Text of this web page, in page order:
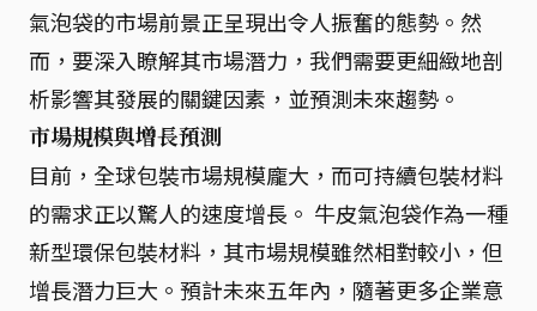
氣泡袋的市場前景正呈現出令人振奮的態勢。然
而，要深入瞭解其市場潛力，我們需要更細緻地剖
析影響其發展的關鍵因素，並預測未來趨勢。
市場規模與增長預測
目前，全球包裝市場規模龐大，而可持續包裝材料
的需求正以驚人的速度增長。 牛皮氣泡袋作為一種
新型環保包裝材料，其市場規模雖然相對較小，但
增長潛力巨大。預計未來五年內，隨著更多企業意